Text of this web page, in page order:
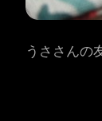
うささんの